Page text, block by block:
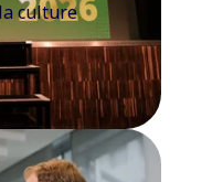
culture